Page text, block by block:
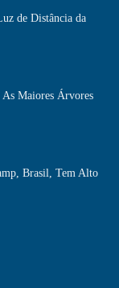
de Distância da
As Maiores Árvores
Brasil, Tem Alto